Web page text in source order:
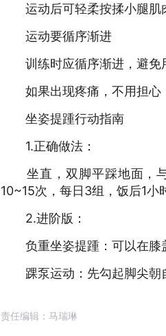
运动后可轻柔按揉小腿肌
运动要循序渐进
训练时应循序渐进，避免用
如果出现疼痛，不用担心
坐姿提踵行动指南
1.正确做法：
坐直，双脚平踩地面，与
10~15次，每日3组，饭后1小
2.进阶版：
负重坐姿提踵：可以在膝盖
踝泵运动：先勾起脚尖朝
责任编辑：马瑞琳